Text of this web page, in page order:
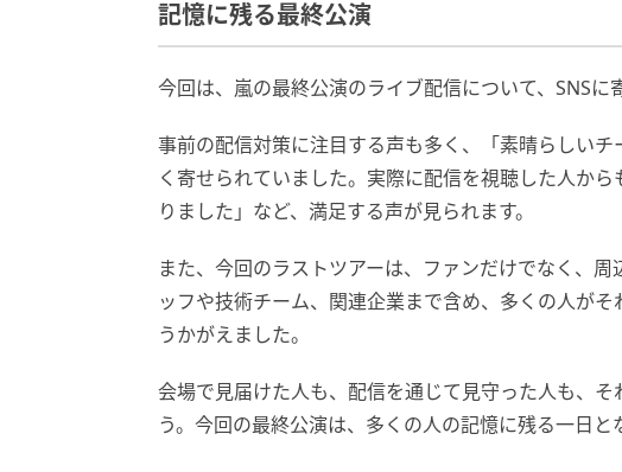
記憶に残る最終公演
今回は、嵐の最終公演のライブ配信について、SNSに
事前の配信対策に注目する声も多く、「素晴らしい
く寄せられていました。実際に配信を視聴した人か
りました」など、満足する声が見られます。
また、今回のラストツアーは、ファンだけでなく、
ッフや技術チーム、関連企業まで含め、多くの人が
うかがえました。
会場で見届けた人も、配信を通じて見守った人も、
う。今回の最終公演は、多くの人の記憶に残る一日と